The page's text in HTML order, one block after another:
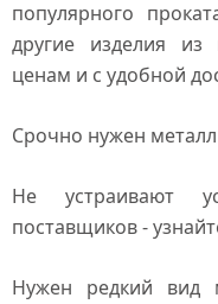
популярного
другие изделия из
ценам и с удобной
Срочно нужен
Не устраивают
поставщиков -
Нужен редкий вид